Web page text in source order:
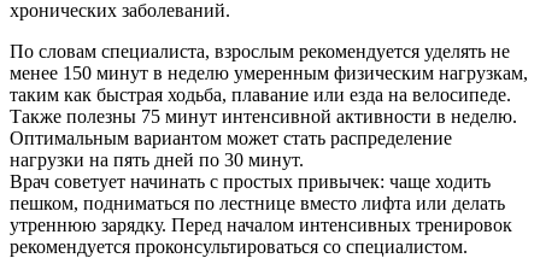
хронических заболеваний.
По словам специалиста, взрослым рекомендуется уделять не
менее 150 минут в неделю умеренным физическим нагрузкам,
таким как быстрая ходьба, плавание или езда на велосипеде.
Также полезны 75 минут интенсивной активности в неделю.
Оптимальным вариантом может стать распределение
нагрузки на пять дней по 30 минут.
Врач советует начинать с простых привычек: чаще ходить
пешком, подниматься по лестнице вместо лифта или делать
утреннюю зарядку. Перед началом интенсивных тренировок
рекомендуется проконсультироваться со специалистом.